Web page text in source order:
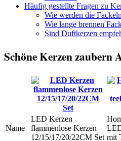
Häufig gestellte Fragen zu
Wie werden die
Wie lange brennen
Sind Duftkerzen
Schöne Kerzen zaubern
Name
LED Kerzen
flammenlose Kerzen
12/15/17/20/22CM Set mit